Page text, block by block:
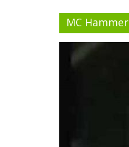
MC Hammer